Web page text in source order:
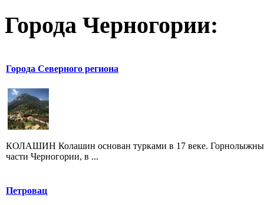
Города Черногории:
Города Северного региона
КОЛАШИН Колашин основан турками в 17 веке.
части Черногории, в ...
Петровац